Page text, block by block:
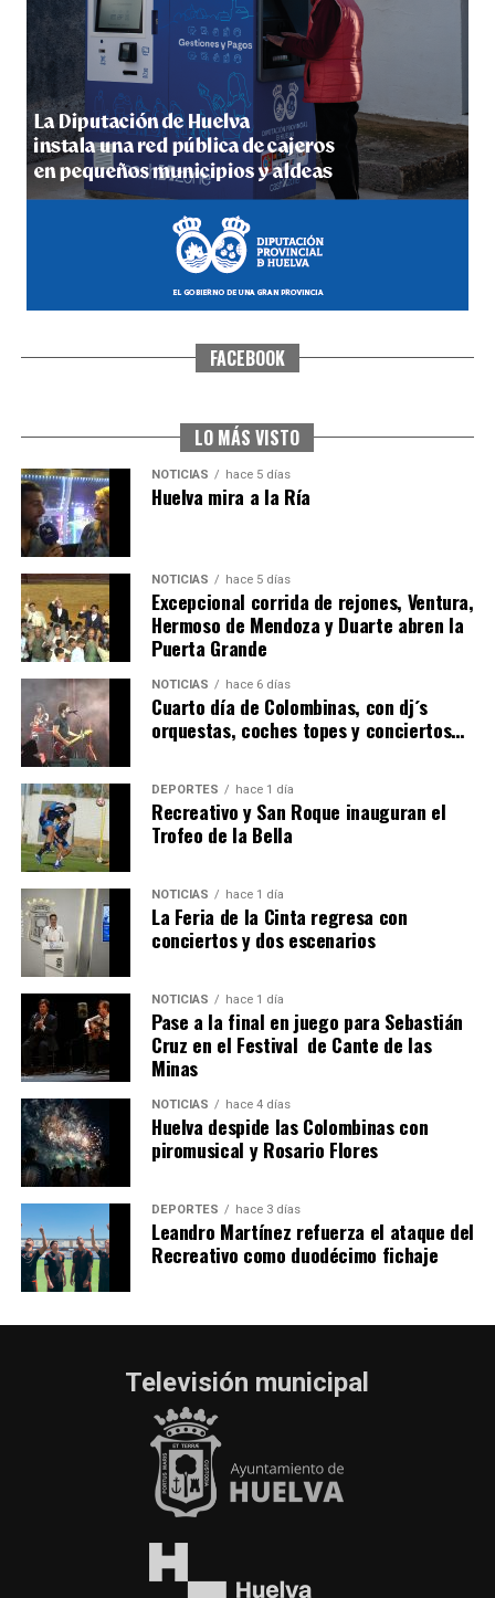
4º DÍA DE LAS FIESTAS COLOMBINAS 2026
hace 6 días·Huelvatv
SEXTA CORRIDA DE LAS FIESTAS COLOMBINAS
6º DÍA DE LAS FIESTAS COLOMBINAS 2026
hace 5 días Huelvatv
QUINTA CORRIDA DE LAS FIESTAS COLOMBINAS
2026
hace 5 días· Huelvatv
FACEBOOK
LO MÁS VISTO
NOTICIAS hace 5 días
Huelva mira a la Ría
NOTICIAS hace 5 días
Excepcional corrida de rejones, Ventura,
Hermoso de Mendoza y Duarte abren la
Puerta Grande
NOTICIAS hace 6 días
Cuarto día de Colombinas, con dj´s
orquestas, coches topes y conciertos…
DEPORTES hace 1 día
Recreativo y San Roque inauguran el
Trofeo de la Bella
NOTICIAS hace 1 día
La Feria de la Cinta regresa con
conciertos y dos escenarios
NOTICIAS hace 1 día
Pase a la final en juego para Sebastián
Cruz en el Festival de Cante de las
Minas
NOTICIAS hace 4 días
Huelva despide las Colombinas con
piromusical y Rosario Flores
DEPORTES hace 3 días
Leandro Martínez refuerza el ataque del
Recreativo como duodécimo fichaje
Televisión municipal